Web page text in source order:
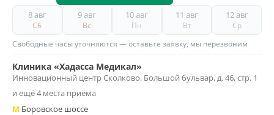
8 авг
Сб
9 авг
Вс
10 авг
Пн
11 авг
Вт
12 авг
Ср
Свободные часы уточняются — оставьте заявку, мы перезвоним
Клиника «Хадасса Медикал»
Инновационный центр Сколково, Большой бульвар, д. 46, стр. 1
и ещё 4 места приёма
M Боровское шоссе